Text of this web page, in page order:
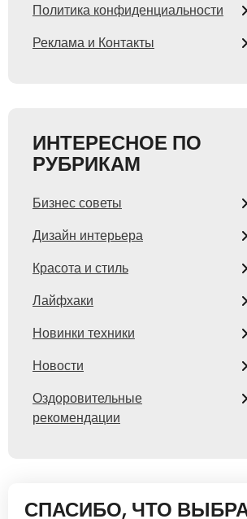
Политика конфиденциальности
Реклама и Контакты
ИНТЕРЕСНОЕ ПО
РУБРИКАМ
Бизнес советы
Дизайн интерьера
Красота и стиль
Лайфхаки
Новинки техники
Новости
Оздоровительные
рекомендации
СПАСИБО, ЧТО